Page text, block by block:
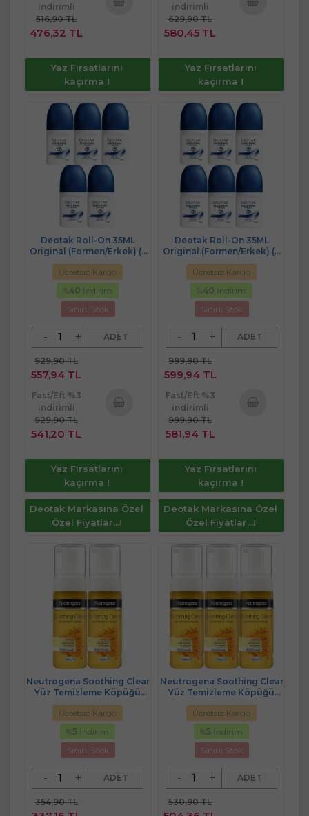
indirimli
516,90 TL
476,32 TL
Yaz Fırsatlarını
kaçırma !
indirimli
629,90 TL
580,45 TL
Yaz Fırsatlarını
kaçırma !
Deotak Roll-On 35ML
Original (Formen/Erkek) (5
Li Set)
Ücretsiz Kargo
%40 İndirim
Sınırlı Stok
- + ADET
929,90 TL
557,94 TL
Fast/Eft %3
indirimli
929,90 TL
541,20 TL
Yaz Fırsatlarını
kaçırma !
Deotak Markasına Özel
Özel Fiyatlar...!
Deotak Roll-On 35ML
Original (Formen/Erkek) (6
Lı Set)
Ücretsiz Kargo
%40 İndirim
Sınırlı Stok
- + ADET
999,90 TL
599,94 TL
Fast/Eft %3
indirimli
999,90 TL
581,94 TL
Yaz Fırsatlarını
kaçırma !
Deotak Markasına Özel
Özel Fiyatlar...!
Neutrogena Soothing Clear
Yüz Temizleme Köpüğü
150ML (2 Li Set)
Ücretsiz Kargo
%5 İndirim
Sınırlı Stok
- + ADET
354,90 TL
Neutrogena Soothing Clear
Yüz Temizleme Köpüğü
150ML (3 Lü Set)
Ücretsiz Kargo
%5 İndirim
Sınırlı Stok
- + ADET
530,90 TL